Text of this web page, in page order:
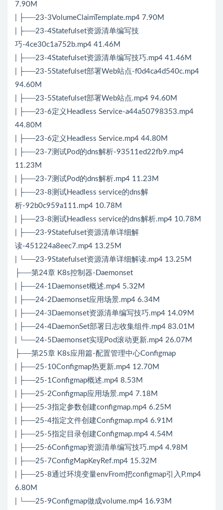
7.90M
| ├──23-3VolumeClaimTemplate.mp4 7.90M
| ├──23-4Statefulset资源清单编写技
巧-4ce30c1a752b.mp4 41.46M
| ├──23-4Statefulset资源清单编写技巧.mp4 41.46M
| ├──23-5Statefulset部署Web站点-f0d4ca4d540c.mp4
94.60M
| ├──23-5Statefulset部署Web站点.mp4 94.60M
| ├──23-6定义Headless Service-a44a50798353.mp4
44.80M
| ├──23-6定义Headless Service.mp4 44.80M
| ├──23-7测试Pod的dns解析-93511ed22fb9.mp4
11.23M
| ├──23-7测试Pod的dns解析.mp4 11.23M
| ├──23-8测试Headless service的dns解
析-92b0c959a111.mp4 10.78M
| ├──23-8测试Headless service的dns解析.mp4 10.78M
| ├──23-9Statefulset资源清单详细解
读-451224a8eec7.mp4 13.25M
| └──23-9Statefulset资源清单详细解读.mp4 13.25M
├──第24章 K8s控制器-Daemonset
| ├──24-1Daemonset概述.mp4 5.32M
| ├──24-2Daemonset应用场景.mp4 6.34M
| ├──24-3Daemonset资源清单编写技巧.mp4 14.09M
| ├──24-4DaemonSet部署日志收集组件.mp4 83.01M
| └──24-5Daemonset实现Pod滚动更新.mp4 26.07M
├──第25章 K8s应用篇-配置管理中心Configmap
| ├──25-10Configmap热更新.mp4 12.70M
| ├──25-1Configmap概述.mp4 8.53M
| ├──25-2Configmap应用场景.mp4 7.18M
| ├──25-3指定参数创建configmap.mp4 6.25M
| ├──25-4指定文件创建Configmap.mp4 6.91M
| ├──25-5指定目录创建Configmap.mp4 4.54M
| ├──25-6Configmap资源清单编写技巧.mp4 4.98M
| ├──25-7ConfigMapKeyRef.mp4 15.32M
| ├──25-8通过环境变量envFrom把configmap引入P.mp4
6.80M
| └──25-9Configmap做成volume.mp4 16.93M